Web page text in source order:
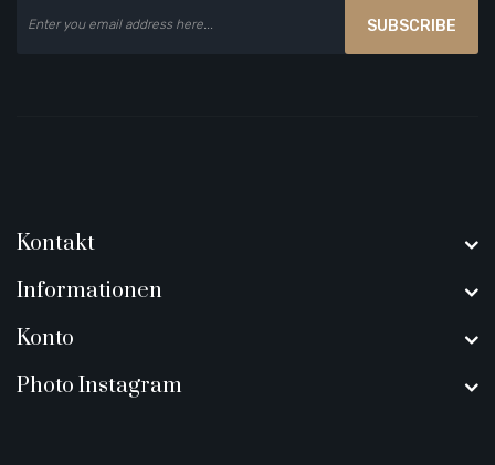
SUBSCRIBE
Kontakt
Informationen
Konto
Photo Instagram